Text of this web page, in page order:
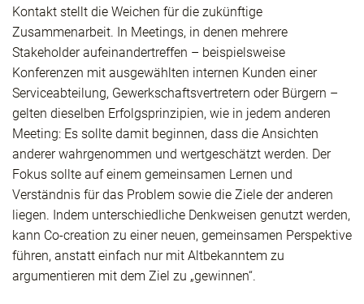
Kontakt stellt die Weichen für die zukünftige
Zusammenarbeit. In Meetings, in denen mehrere
Stakeholder aufeinandertreffen – beispielsweise
Konferenzen mit ausgewählten internen Kunden einer
Serviceabteilung, Gewerkschaftsvertretern oder Bürgern –
gelten dieselben Erfolgsprinzipien, wie in jedem anderen
Meeting: Es sollte damit beginnen, dass die Ansichten
anderer wahrgenommen und wertgeschätzt werden. Der
Fokus sollte auf einem gemeinsamen Lernen und
Verständnis für das Problem sowie die Ziele der anderen
liegen. Indem unterschiedliche Denkweisen genutzt werden,
kann Co-creation zu einer neuen, gemeinsamen Perspektive
führen, anstatt einfach nur mit Altbekanntem zu
argumentieren mit dem Ziel zu „gewinnen“.